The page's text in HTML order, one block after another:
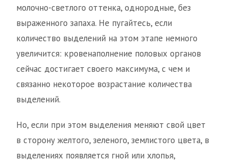
молочно-светлого оттенка, однородные, без
выраженного запаха. Не пугайтесь, если
количество выделений на этом этапе немного
увеличится: кровенаполнение половых органов
сейчас достигает своего максимума, с чем и
связанно некоторое возрастание количества
выделений.
Но, если при этом выделения меняют свой цвет
в сторону желтого, зеленого, землистого цвета, в
выделениях появляется гной или хлопья,